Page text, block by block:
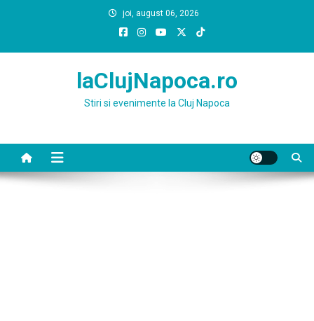
joi, august 06, 2026
laClujNapoca.ro
Stiri si evenimente la Cluj Napoca